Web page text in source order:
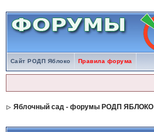
Сайт РОДП Яблоко Правила форума
Яблочный сад - форумы РОДП ЯБЛОКО